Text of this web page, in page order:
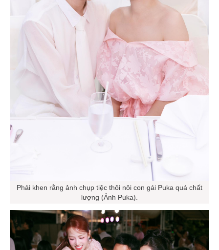
Phải khen rằng ảnh chụp tiệc thôi nôi con gái Puka quá chất
lượng (Ảnh Puka).